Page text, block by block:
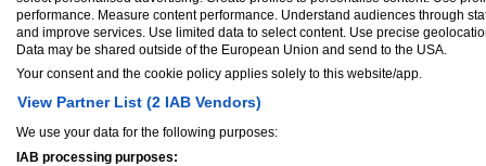
hvor der kun er benyttet den nødvendige
Du finder blandt andet argan olie, som
masse andre gode egenskaber for krop
trist hud. Den opstrammer og opfrisker
Moroccan French Green Clay er
betændelse, sår og ømme muskler. Leret
Savon Beldi er en sæbe, som giver dig
performance. Measure content performance. Understand audiences through
and improve services. Use limited data to select content. Use precise
Data may be shared outside of the European Union and send to the USA.
Your consent and the cookie policy applies solely to this website/app.
View Partner List (2 IAB Vendors)
We use your data for the following purposes:
IAB processing purposes: